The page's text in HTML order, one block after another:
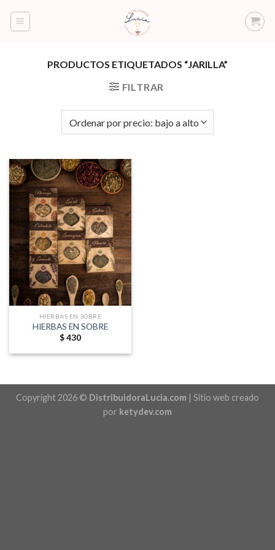
PRODUCTOS ETIQUETADOS “JARILLA”
FILTRAR
HIERBAS EN SOBRE
HIERBAS EN SOBRE
$430
Copyright 2026 © DistribuidoraLucia.com | Sitio web creado
por ketydev.com